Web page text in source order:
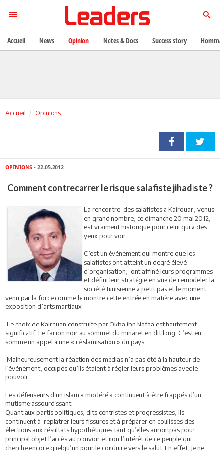
Accueil Opinions
OPINIONS - 22.05.2012
Comment contrecarrer le risque salafiste jihadiste ?
La rencontre des salafistes à Kairouan, venus
en grand nombre, ce dimanche 20 mai 2012,
est vraiment historique pour celui qui a des
yeux pour voir.
C’est un événement qui montre que les
salafistes ont atteint un degré élevé
d’organisation, ont affiné leurs programmes
et défini leur stratégie en vue de remodeler la
société tunisienne à petit pas et le moment
venu par la force comme le montre cette entrée en matière avec une
exposition d’arts martiaux.
Le choix de Kairouan construite par Okba ibn Nafaa est hautement
significatif. Le fanion noir au sommet du minaret en dit long. C’est en
somme un appel à une « réislamisation » du pays.
Malheureusement la réaction des médias n’a pas été à la hauteur de
l’événement, occupés qu’ils étaient à régler leurs problèmes avec le
pouvoir.
Les défenseurs d’un islam « modéré » continuent à être frappés d’un
mutisme assourdissant.
Quant aux partis politiques, dits centristes et progressistes, ils
continuent à replâtrer leurs fissures et à préparer en coulisses des
élections aux résultats hypothétiques tant qu’elles aurontpas pour
principal objet l’accès au pouvoir et non l’intérêt de ce peuple qui
cherche encore quelqu’un pour le conduire vers le salut. En effet, je ne
Accueil News Opinion Notes & Docs Success story